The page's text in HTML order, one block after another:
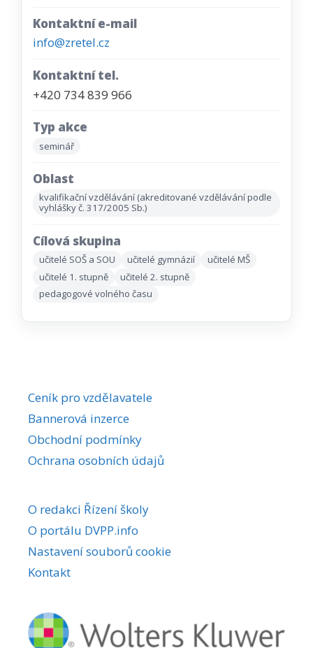
Kontaktní e-mail
info@zretel.cz
Kontaktní tel.
+420 734 839 966
Typ akce
seminář
Oblast
kvalifikační vzdělávání (akreditované vzdělávání podle
vyhlášky č. 317/2005 Sb.)
Cílová skupina
učitelé SOŠ a SOU učitelé gymnázií
učitelé MŠ
učitelé 1. stupně
učitelé 2. stupně
pedagogové volného času
Ceník pro vzdělavatele
Bannerová inzerce
Obchodní podmínky
Ochrana osobních údajů
O redakci Řízení školy
O portálu DVPP.info
Nastavení souborů cookie
Kontakt